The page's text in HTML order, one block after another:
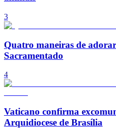
3
Quatro maneiras de
Sacramentado
4
Vaticano confirma
Arquidiocese de Brasília